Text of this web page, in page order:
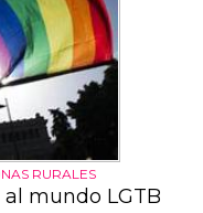
RURALES
mundo LGTB